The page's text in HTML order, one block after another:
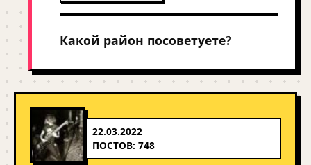
Какой район посоветуете?
22.03.2022
ПОСТОВ: 748